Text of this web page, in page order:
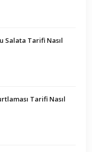
Salata Tarifi Nasıl
Tarifi Nasıl